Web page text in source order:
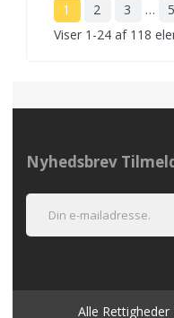
1 2 3 … 5
Viser 1-24 af 118
Nyhedsbrev
Alle